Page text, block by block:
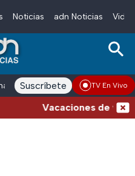
Noticias adn Noticias
adn Noticias Radio
Suscríbete TV En Vivo
Vacaciones de